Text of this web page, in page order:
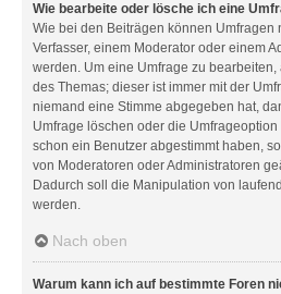
Wie bearbeite oder lösche ich eine
Wie bei den Beiträgen können Umfragen
Verfasser, einem Moderator oder einem
werden. Um eine Umfrage zu
des Themas; dieser ist immer mit der
niemand eine Stimme abgegeben hat,
Umfrage löschen oder die
schon ein Benutzer abgestimmt haben,
von Moderatoren oder Administratoren
Dadurch soll die Manipulation von
werden.
Nach oben
Warum kann ich auf bestimmte Foren